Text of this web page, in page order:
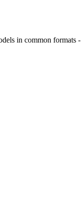
in common